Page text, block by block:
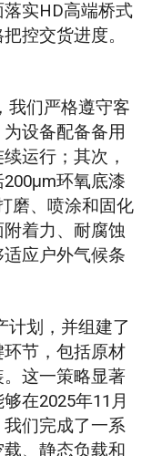
实HD高端桥式
控交货进度。
我们严格遵守客
设备配备备用
运行；其次，
环氧底漆
磨、喷涂和固化
着力、耐腐蚀
应户外气候条
计划，并组建了
节，包括原材
这一策略显著
在2025年11月
们完成了一系
、静态负载和